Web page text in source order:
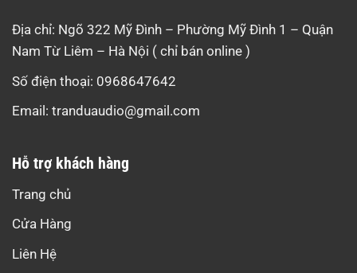
Địa chỉ: Ngõ 322 Mỹ Đình – Phường Mỹ Đình 1 – Quận
Nam Từ Liêm – Hà Nội ( chỉ bán online )
Số điện thoại: 0968647642
Email: tranduaudio@gmail.com
Hỗ trợ khách hàng
Trang chủ
Cửa Hàng
Liên Hệ